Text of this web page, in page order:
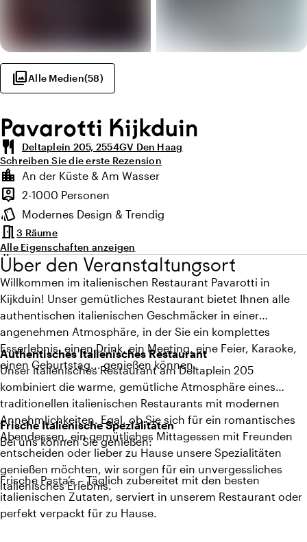
photo_libraryAlle Medien(58)
Pavarotti Kijkduin
restaurant
Deltaplein 205, 2554GV Den Haag
Schreiben Sie die erste Rezension
Highlights
location_city
Lage und Umgebung
An der Küste & Am Wasser
person_pin
Kapazität
2-1000 Personen
style
Ambiente
Modernes Design & Trendig
meeting_room3 Räume
Alle Eigenschaften anzeigen
Über den Veranstaltungsort
Willkommen im italienischen Restaurant Pavarotti in
Kijkduin! Unser gemütliches Restaurant bietet Ihnen alle
authentischen italienischen Geschmäcker in einer
angenehmen Atmosphäre, in der Sie ein komplettes
Esserlebnis, einen Drink, ein Meeting, eine Feier, Karaoke,
einen Geburtstag... genießen können.
Authentisches Italienisches Restaurant
Unser italienisches Restaurant am Deltaplein 205
kombiniert die warme, gemütliche Atmosphäre eines
traditionellen italienischen Restaurants mit modernen
Annehmlichkeiten. Egal, ob Sie sich für ein romantisches
Abendessen, ein gemütliches Mittagessen mit Freunden
entscheiden oder lieber zu Hause unsere Spezialitäten
genießen möchten, wir sorgen für ein unvergessliches
italienisches Erlebnis.
Frische Italienische Spezialitäten
Bei uns können Sie genießen:
Frische Pasta’s – Täglich zubereitet mit den besten
italienischen Zutaten, serviert in unserem Restaurant oder
perfekt verpackt für zu Hause.